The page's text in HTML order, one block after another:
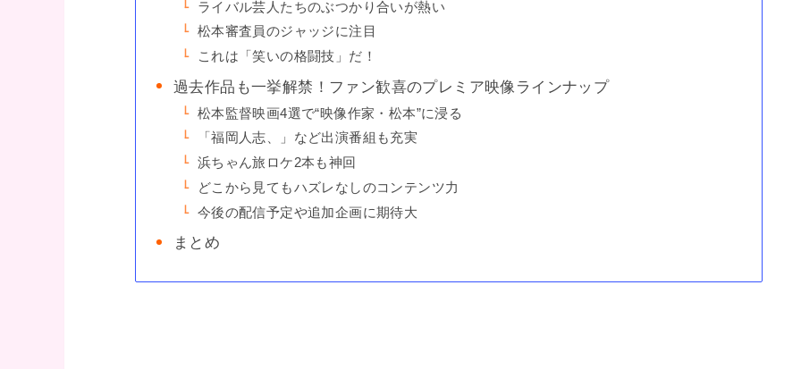
ライバル芸人たちのぶつかり合いが熱い
松本審査員のジャッジに注目
これは「笑いの格闘技」だ！
過去作品も一挙解禁！ファン歓喜のプレミア映像ラインナップ
松本監督映画4選で“映像作家・松本”に浸る
「福岡人志、」など出演番組も充実
浜ちゃん旅ロケ2本も神回
どこから見てもハズレなしのコンテンツ力
今後の配信予定や追加企画に期待大
まとめ